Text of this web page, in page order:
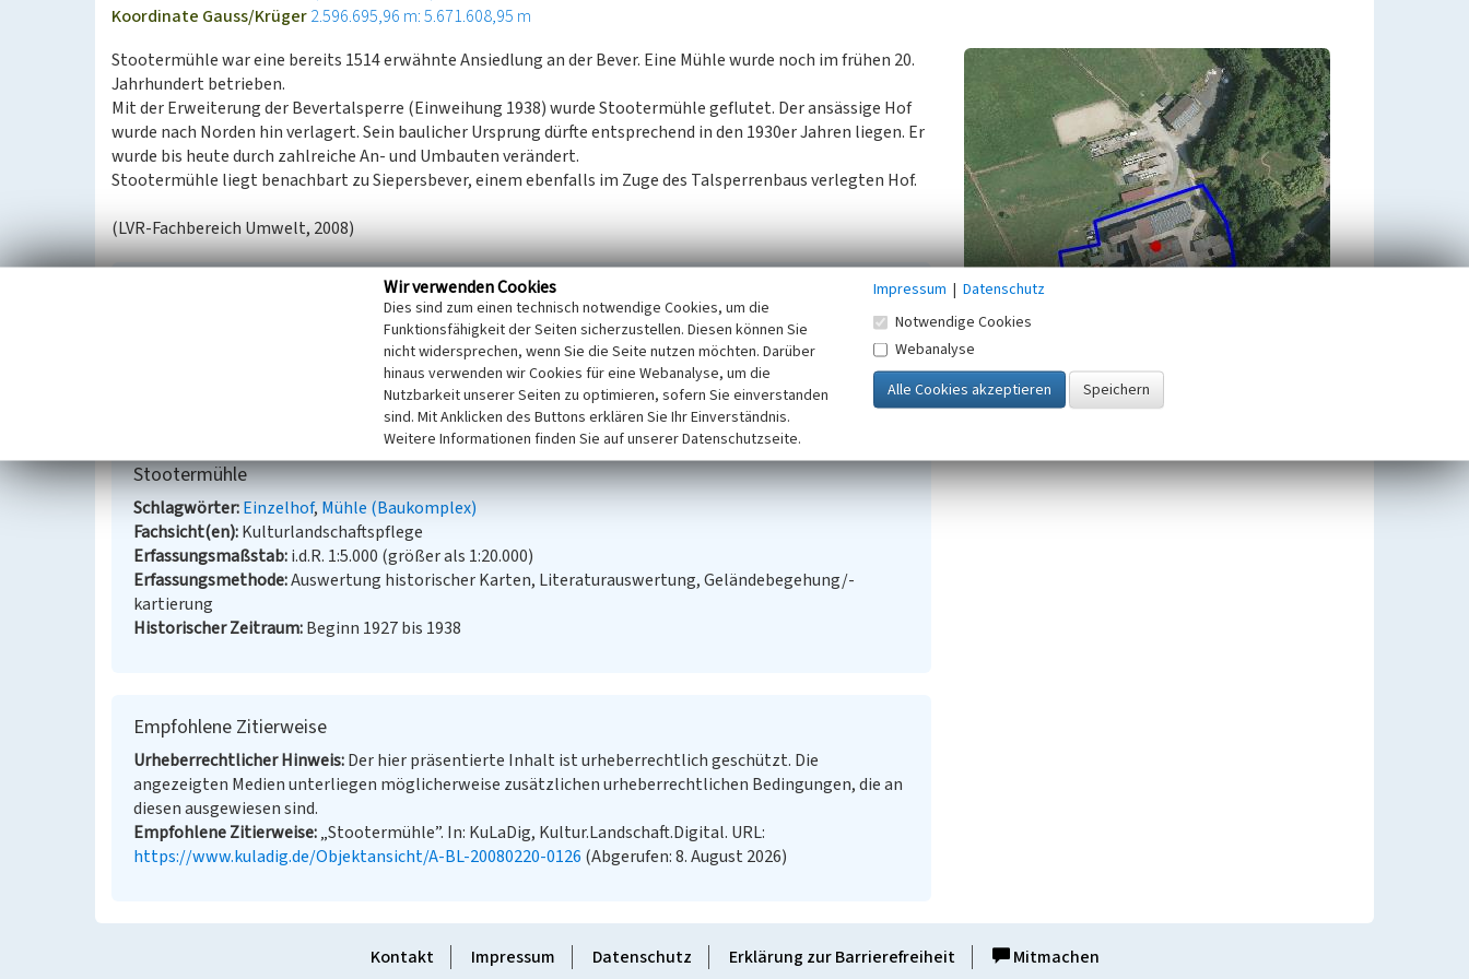
Koordinate Gauss/Krüger2.596.695,96 m: 5.671.608,95 m
Stootermühle war eine bereits 1514 erwähnte Ansiedlung an der Bever. Eine Mühle wurde noch im frühen 20.
Jahrhundert betrieben.
Mit der Erweiterung der Bevertalsperre (Einweihung 1938) wurde Stootermühle geflutet. Der ansässige Hof
wurde nach Norden hin verlagert. Sein baulicher Ursprung dürfte entsprechend in den 1930er Jahren liegen. Er
wurde bis heute durch zahlreiche An- und Umbauten verändert.
Stootermühle liegt benachbart zu Siepersbever, einem ebenfalls im Zuge des Talsperrenbaus verlegten Hof.
(LVR-Fachbereich Umwelt, 2008)
Pampus, Klaus / Oberbergische Abteilung 1924 e.V. des Bergischen Geschichtsvereins (Hrsg.)
Urkundliche Erstnennungen oberbergischer Orte. (Beiträge zur Oberbergischen Geschichte,
Stootermühle
Schlagwörter Einzelhof Mühle (Baukomplex)
Fachsicht(en) Kulturlandschaftspflege
Erfassungsmaßstab i.d.R. 1:5.000 (größer als 1:20.000)
Erfassungsmethode Auswertung historischer Karten, Literaturauswertung, Geländebegehung/-
kartierung
Historischer Zeitraum Beginn 1927 bis 1938
Empfohlene Zitierweise
Urheberrechtlicher Hinweis Der hier präsentierte Inhalt ist urheberrechtlich geschützt. Die
angezeigten Medien unterliegen möglicherweise zusätzlichen urheberrechtlichen Bedingungen, die an
diesen ausgewiesen sind.
Empfohlene Zitierweise „Stootermühle”. In: KuLaDig, Kultur.Landschaft.Digital. URL:
https://www.kuladig.de/Objektansicht/A-BL-20080220-0126 (Abgerufen: 8. August 2026)
Kontakt Impressum Datenschutz Erklärung zur Barrierefreiheit Mitmachen
Wir verwenden Cookies
Dies sind zum einen technisch notwendige Cookies, um die
Funktionsfähigkeit der Seiten sicherzustellen. Diesen können Sie
nicht widersprechen, wenn Sie die Seite nutzen möchten. Darüber
hinaus verwenden wir Cookies für eine Webanalyse, um die
Nutzbarkeit unserer Seiten zu optimieren, sofern Sie einverstanden
sind. Mit Anklicken des Buttons erklären Sie Ihr Einverständnis.
Weitere Informationen finden Sie auf unserer Datenschutzseite.
Impressum | Datenschutz
Notwendige Cookies
Webanalyse